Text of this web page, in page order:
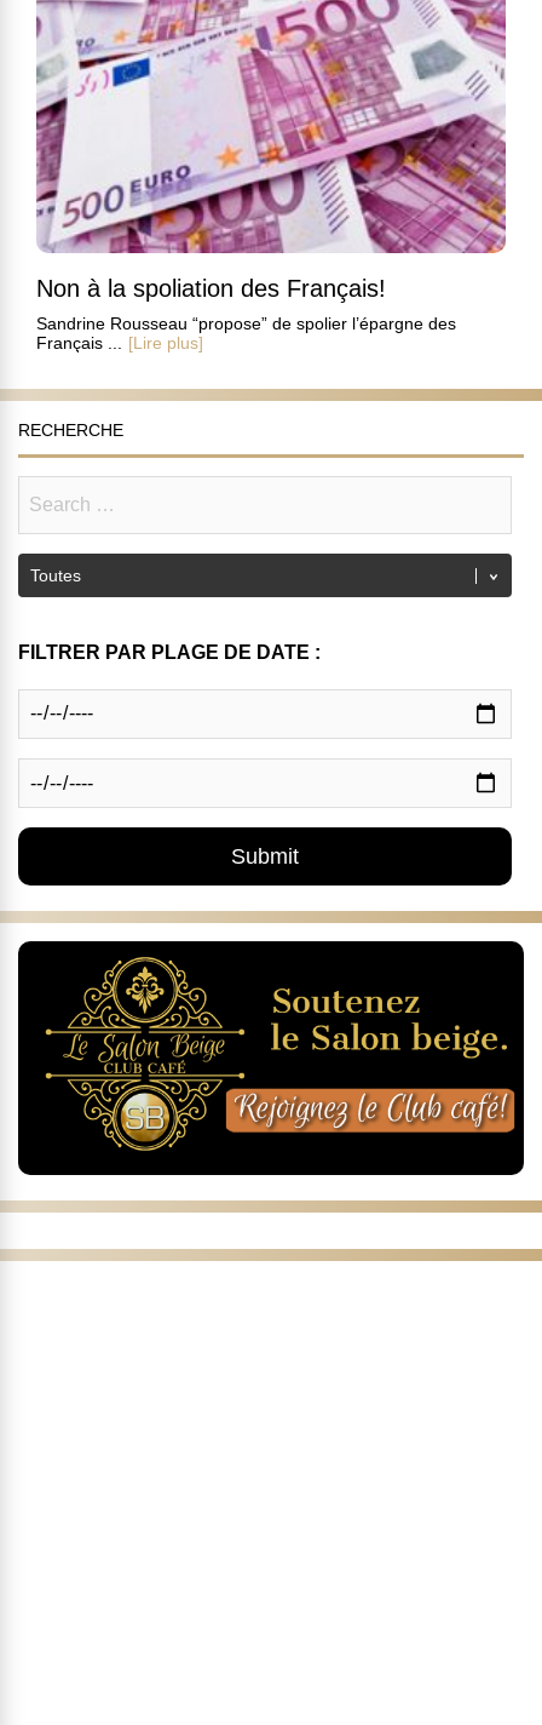
Non à la spoliation des Français!
Sandrine Rousseau “propose” de spolier l’épargne des
Français ...
[Lire plus]
RECHERCHE
FILTRER PAR PLAGE DE DATE :